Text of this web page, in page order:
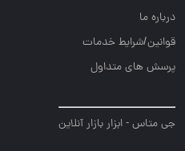
درباره ما
قوانین/شرایط خدمات
پرسش های متداول
جی متاس - ابزار بازار آنلاین